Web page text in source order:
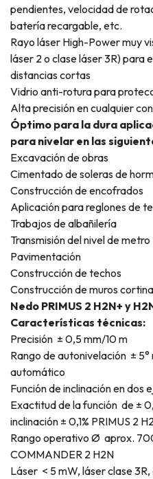
pendientes, velocidad de
batería recargable, etc.
Rayo láser High-Power muy
láser 2 o clase láser 3R) para
distancias cortas
Vidrio anti-rotura para
Alta precisión en cualquier
Óptimo para la dura
para nivelar en las
Excavación de obras
Cimentado de soleras de
Construcción de encofrados
Aplicación para reglones de
Trabajos de albañilería
Transmisión del nivel de metro
Pavimentación
Construcción de techos
Construcción de muros cortina
Nedo PRIMUS 2 H2N+ y
Características técnicas:
Precisión ± 0,5 mm/10 m
Rango de autonivelación ±
automático
Función de inclinación en dos
Exactitud de la función de ±
inclinación ± 0,1% PRIMUS 2
Rango operativo Ø aprox.
COMMANDER 2 H2N
Láser < 5 mW, láser clase 3R,